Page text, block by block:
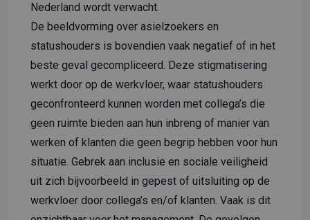
Nederland wordt verwacht.
De beeldvorming over asielzoekers en
statushouders is bovendien vaak negatief of in het
beste geval gecompliceerd. Deze stigmatisering
werkt door op de werkvloer, waar statushouders
geconfronteerd kunnen worden met collega’s die
geen ruimte bieden aan hun inbreng of manier van
werken of klanten die geen begrip hebben voor hun
situatie. Gebrek aan inclusie en sociale veiligheid
uit zich bijvoorbeeld in gepest of uitsluiting op de
werkvloer door collega’s en/of klanten. Vaak is dit